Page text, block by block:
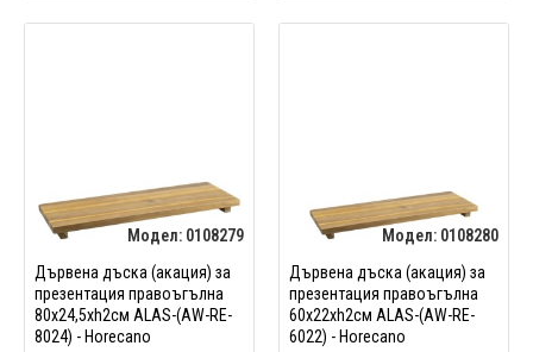
Модел: 0108279
Дървена дъска (акация) за
презентация правоъгълна
80х24,5xh2см ALAS-(AW-RE-
8024) - Horecano
Модел: 0108280
Дървена дъска (акация) за
презентация правоъгълна
60х22xh2см ALAS-(AW-RE-
6022) - Horecano